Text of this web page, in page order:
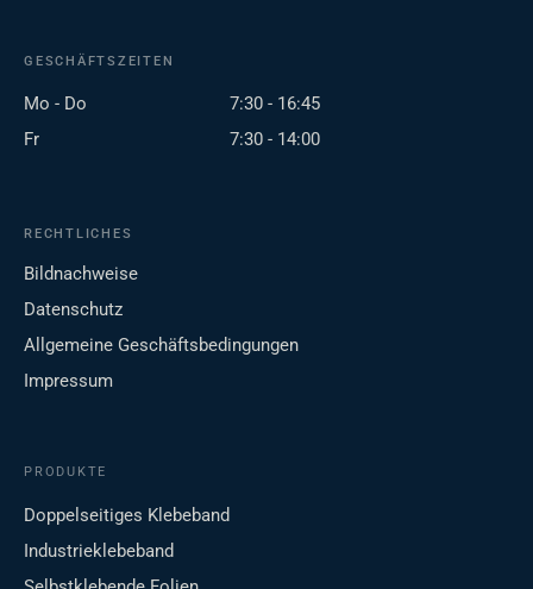
GESCHÄFTSZEITEN
Mo - Do
7:30 - 16:45
Fr
7:30 - 14:00
RECHTLICHES
Bildnachweise
Datenschutz
Allgemeine Geschäftsbedingungen
Impressum
PRODUKTE
Doppelseitiges Klebeband
Industrieklebeband